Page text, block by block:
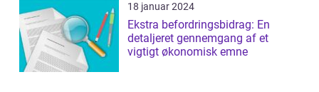
18 januar 2024
Ekstra befordringsbidrag: En
detaljeret gennemgang af et
vigtigt økonomisk emne